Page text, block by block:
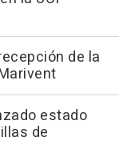
de la
estado
de